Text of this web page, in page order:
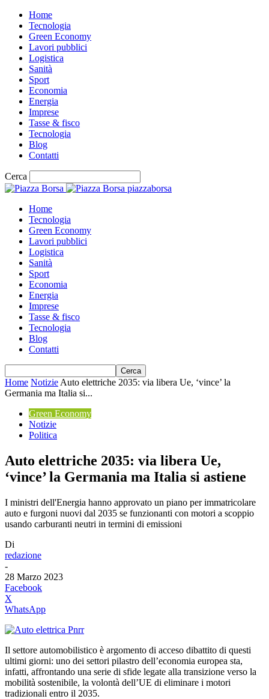
Home
Tecnologia
Green Economy
Lavori pubblici
Logistica
Sanità
Sport
Economia
Energia
Imprese
Tasse & fisco
Tecnologia
Blog
Contatti
Cerca
piazzaborsa
Home
Tecnologia
Green Economy
Lavori pubblici
Logistica
Sanità
Sport
Economia
Energia
Imprese
Tasse & fisco
Tecnologia
Blog
Contatti
Home Notizie Auto elettriche 2035: via libera Ue, ‘vince’ la
Germania ma Italia si...
Green Economy
Notizie
Politica
Auto elettriche 2035: via libera Ue,
‘vince’ la Germania ma Italia si astiene
I ministri dell'Energia hanno approvato un piano per immatricolare
auto e furgoni nuovi dal 2035 se funzionanti con motori a scoppio
usando carburanti neutri in termini di emissioni
Di
redazione
-
28 Marzo 2023
Facebook
X
WhatsApp
Il settore automobilistico è argomento di acceso dibattito di questi
ultimi giorni: uno dei settori pilastro dell’economia europea sta,
infatti, affrontando una serie di sfide legate alla transizione verso la
mobilità sostenibile, la volontà dell’UE di eliminare i motori
tradizionali entro il 2035.